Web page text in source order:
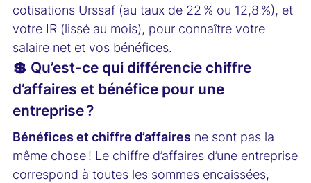
cotisations Urssaf (au taux de 22 % ou 12,8 %), et
votre IR (lissé au mois), pour connaître votre
salaire net et vos bénéfices.
💲 Qu’est-ce qui différencie chiffre
d’affaires et bénéfice pour une
entreprise ?
Bénéfices et chiffre d’affaires ne sont pas la
même chose ! Le chiffre d’affaires d’une entreprise
correspond à toutes les sommes encaissées,